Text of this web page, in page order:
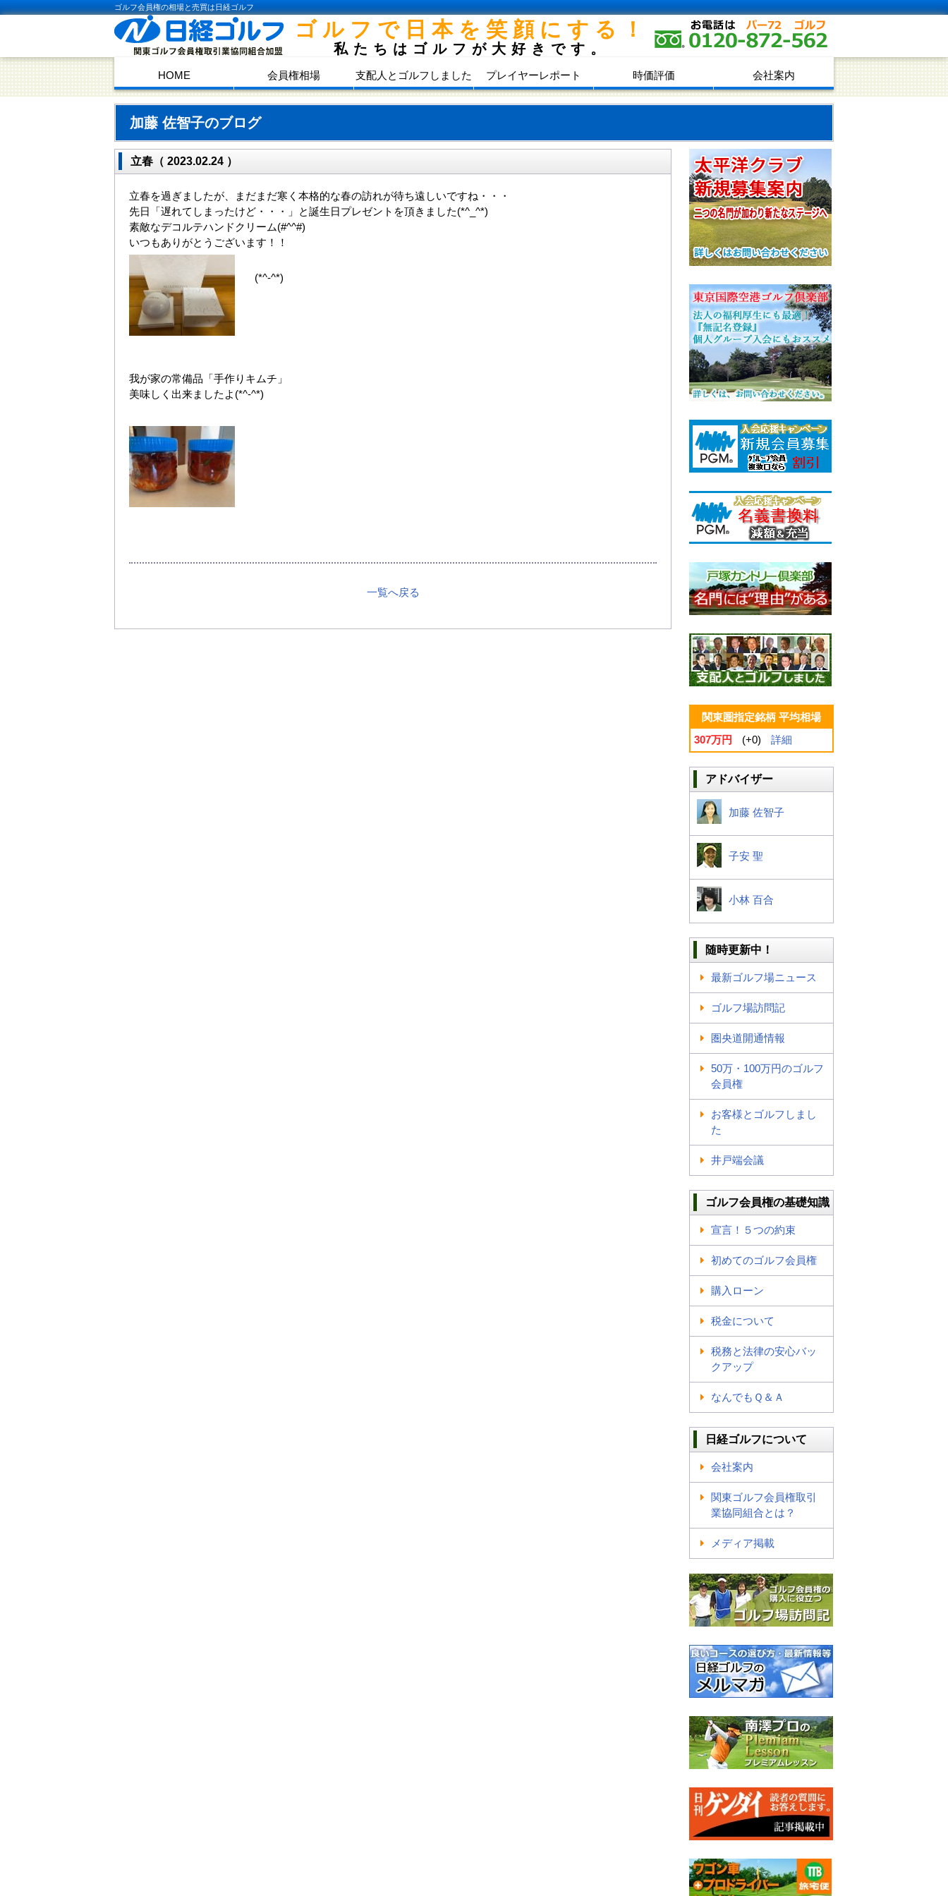
ゴルフ会員権の相場と売買は日経ゴルフ
ゴルフで日本を笑顔にする！
私たちはゴルフが大好きです。
HOME 会員権相場 支配人とゴルフしました プレイヤーレポート 時価評価 会社案内
加藤 佐智子のブログ
立春（ 2023.02.24 ）
立春を過ぎましたが、まだまだ寒く本格的な春の訪れが待ち遠しいですね・・・
先日「遅れてしまったけど・・・」と誕生日プレゼントを頂きました(*^_^*)
素敵なデコルテハンドクリーム(#^^#)
いつもありがとうございます！！
(*^-^*)
我が家の常備品「手作りキムチ」
美味しく出来ましたよ(*^-^*)
一覧へ戻る
関東圏指定銘柄 平均相場
307万円
(+0) 詳細
アドバイザー
加藤 佐智子
子安 聖
小林 百合
随時更新中！
最新ゴルフ場ニュース
ゴルフ場訪問記
圏央道開通情報
50万・100万円のゴルフ
会員権
お客様とゴルフしまし
た
井戸端会議
ゴルフ会員権の基礎知識
宣言！５つの約束
初めてのゴルフ会員権
購入ローン
税金について
税務と法律の安心バッ
クアップ
なんでもＱ＆Ａ
日経ゴルフについて
会社案内
関東ゴルフ会員権取引
業協同組合とは？
メディア掲載